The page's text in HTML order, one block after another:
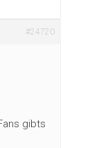
#24720
gibts